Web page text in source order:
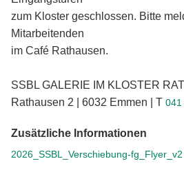
zum Kloster geschlossen. Bitte
Mitarbeitenden
im Café Rathausen.
SSBL GALERIE IM KLOSTER
Rathausen 2 | 6032 Emmen | T 041
Zusätzliche Informationen
2026_SSBL_Verschiebung-